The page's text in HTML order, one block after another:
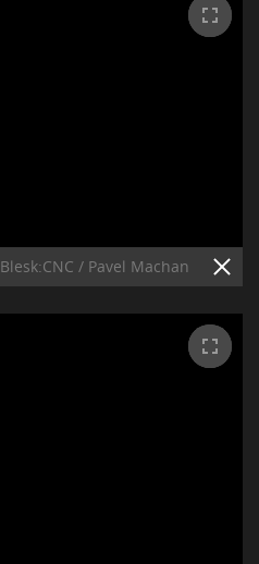
Blesk:CNC / Pavel Machan